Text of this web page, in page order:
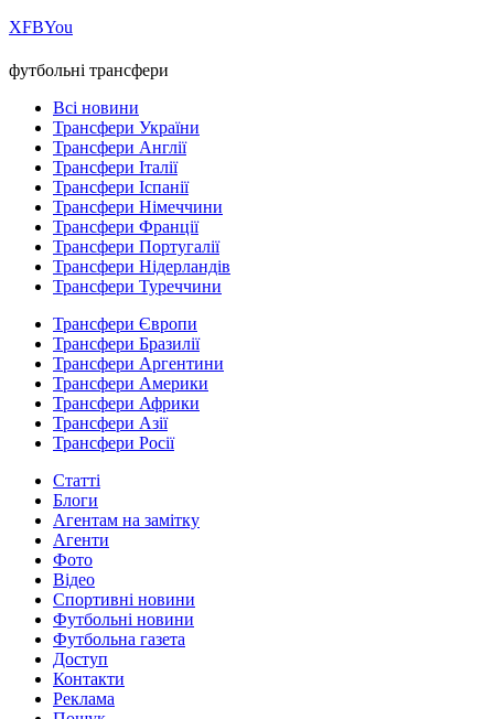
ХFBYou
футбольні трансфери
Всі новини
Трансфери України
Трансфери Англії
Трансфери Італії
Трансфери Іспанії
Трансфери Німеччини
Трансфери Франції
Трансфери Португалії
Трансфери Нідерландів
Трансфери Туреччини
Трансфери Європи
Трансфери Бразилії
Трансфери Аргентини
Трансфери Америки
Трансфери Африки
Трансфери Азії
Трансфери Росії
Статті
Блоги
Агентам на замітку
Агенти
Фото
Відео
Спортивні новини
Футбольні новини
Футбольна газета
Доступ
Контакти
Реклама